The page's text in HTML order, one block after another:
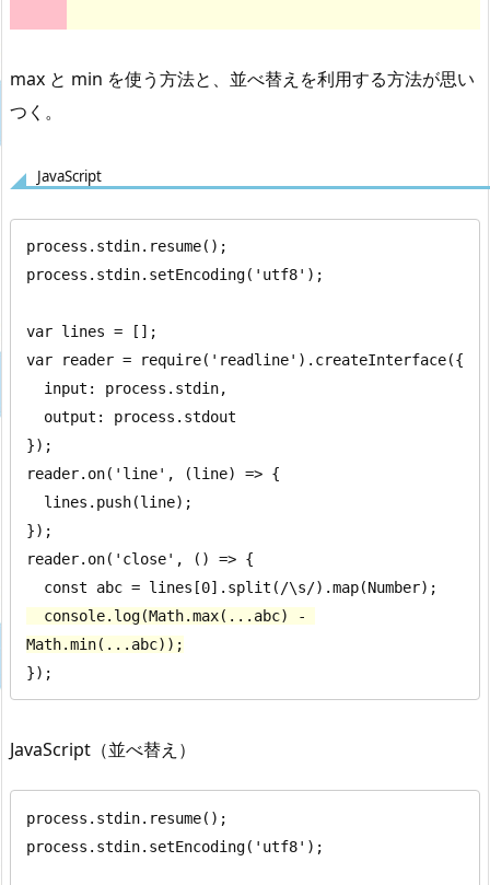
max と min を使う方法と、並べ替えを利用する方法が思い
つく。
JavaScript
process.stdin.resume();
process.stdin.setEncoding('utf8');
var lines = [];
var reader = require('readline').createInterface({
});
reader.on('line', (line) => {
});
reader.on('close', () => {
Math.min(...abc));
});
JavaScript（並べ替え）
process.stdin.resume();
process.stdin.setEncoding('utf8');